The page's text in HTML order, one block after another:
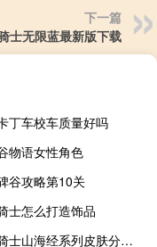
下一篇
士无限蓝最新版下载
丁车校车质量好吗
物语女性角色
谷攻略第10关
士怎么打造饰品
元气骑士山海经系列皮肤分别出自哪里